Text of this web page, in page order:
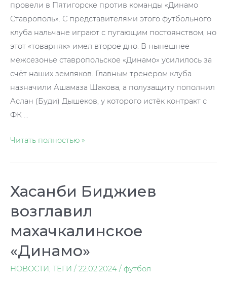
провели в Пятигорске против команды «Динамо
Ставрополь». С представителями этого футбольного
клуба нальчане играют с пугающим постоянством, но
этот «товарняк» имел второе дно. В нынешнее
межсезонье ставропольское «Динамо» усилилось за
счёт наших земляков. Главным тренером клуба
назначили Ашамаза Шакова, а полузащиту пополнил
Аслан (Буди) Дышеков, у которого истёк контракт с
ФК …
Предсезонка
Читать полностью »
Хасанби Биджиев
возглавил
махачкалинское
«Динамо»
НОВОСТИ, ТЕГИ / 22.02.2024 / футбол